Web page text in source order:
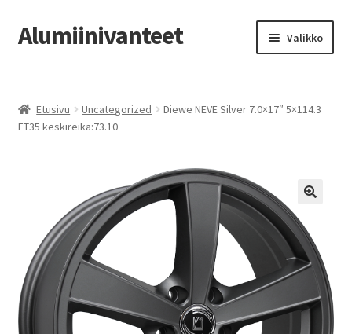
Siirry
navigointiin
Siirry
sisältöön
Alumiinivanteet Valikko
Kauppa
Tilausohjeet
Vanteiden osto-opas
Auton renkaat
Yhteystiedot
Etusivu Uncategorized
Diewe NEVE Silver 7.0×17″ 5×114.3
ET35 keskireikä:73.10